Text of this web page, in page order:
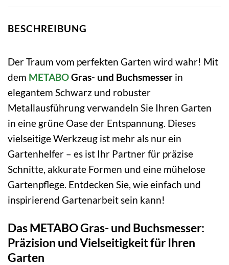
BESCHREIBUNG
Der Traum vom perfekten Garten wird wahr! Mit
dem METABOGras- und Buchsmesser in
elegantem Schwarz und robuster
Metallausführung verwandeln Sie Ihren Garten
in eine grüne Oase der Entspannung. Dieses
vielseitige Werkzeug ist mehr als nur ein
Gartenhelfer – es ist Ihr Partner für präzise
Schnitte, akkurate Formen und eine mühelose
Gartenpflege. Entdecken Sie, wie einfach und
inspirierend Gartenarbeit sein kann!
Das METABO Gras- und Buchsmesser:
Präzision und Vielseitigkeit für Ihren
Garten